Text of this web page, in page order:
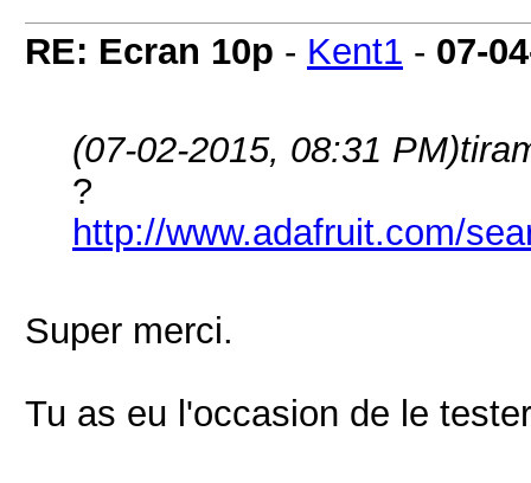
RE: Ecran 10p - Kent1 - 07-
(07-02-2015, 08:31 PM)
?
http://www.adafruit.com/
Super merci.
Tu as eu l'occasion de le